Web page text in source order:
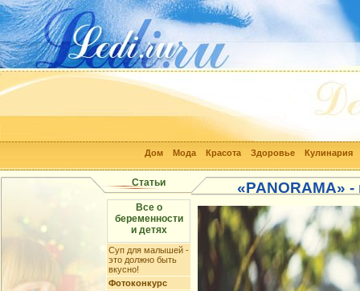
Дом Мода Красота Здоровье Кулинария
Статьи «PANORAMA»
Все о
беременности
и детях
Суп для малышей -
это должно быть
вкусно!
Фотоконкурс